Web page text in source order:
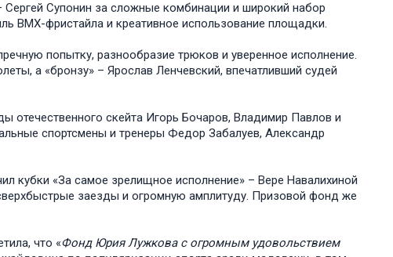
Супонин за сложные комбинации и широкий набор
BMX-фристайла и креативное использование площадки.
попытку, разнообразие трюков и уверенное исполнение.
а «бронзу» – Ярослав Ленчевский, впечатливший судей
отечественного скейта Игорь Бочаров, Владимир Павлов и
спортсмены и тренеры Федор Забалуев, Александр
кубки «За самое зрелищное исполнение» – Вере Навалихиной
заезды и огромную амплитуду. Призовой фонд же
что «Фонд Юрия Лужкова с огромным удовольствием